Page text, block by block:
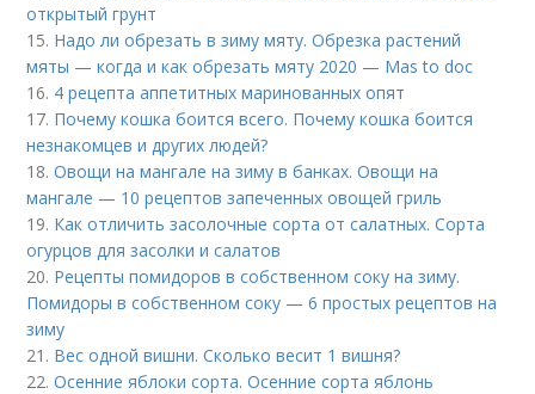
открытый грунт
15. Надо ли обрезать в зиму мяту. Обрезка растений
мяты — когда и как обрезать мяту 2020 — Mas to doc
16. 4 рецепта аппетитных маринованных опят
17. Почему кошка боится всего. Почему кошка боится
незнакомцев и других людей?
18.Овощи на мангале на зиму в банках. Овощи на
мангале — 10 рецептов запеченных овощей гриль
19. Как отличить засолочные сорта от салатных. Сорта
огурцов для засолки и салатов
20. Рецепты помидоров в собственном соку на зиму.
Помидоры в собственном соку — 6 простых рецептов на
зиму
21. Вес одной вишни. Сколько весит 1 вишня?
22.Осенние яблоки сорта. Осенние сорта яблонь